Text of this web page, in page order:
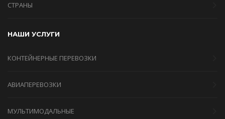
СТРАНЫ
НАШИ УСЛУГИ
КОНТЕЙНЕРНЫЕ ПЕРЕВОЗКИ
АВИАПЕРЕВОЗКИ
МУЛЬТИМОДАЛЬНЫЕ